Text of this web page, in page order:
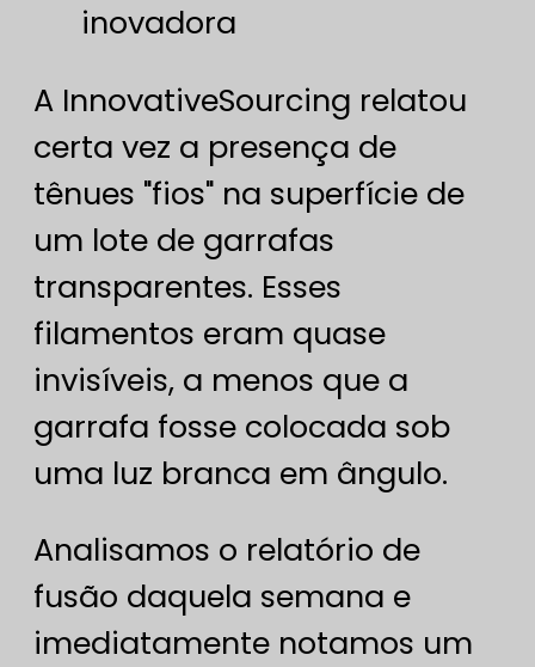
inovadora
A InnovativeSourcing relatou
certa vez a presença de
tênues "fios" na superfície de
um lote de garrafas
transparentes. Esses
filamentos eram quase
invisíveis, a menos que a
garrafa fosse colocada sob
uma luz branca em ângulo.
Analisamos o relatório de
fusão daquela semana e
imediatamente notamos um